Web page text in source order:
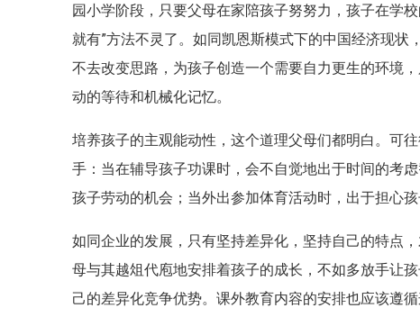
园小学阶段，只要父母在家陪孩子努努力，孩子在学
就有”方法不灵了。如同凯恩斯模式下的中国经济现
不去改变思路，为孩子创造一个需要自力更生的环境
动的等待和机械化记忆。
培养孩子的主观能动性，这个道理父母们都明白。可
手：当在辅导孩子功课时，会不自觉地出于时间的考
孩子劳动的机会；当外出参加体育活动时，出于担心
如同企业的发展，只有坚持差异化，坚持自己的特点
母与其越俎代庖地安排着孩子的成长，不如多放手让
己的差异化竞争优势。课外教育内容的安排也应该遵循